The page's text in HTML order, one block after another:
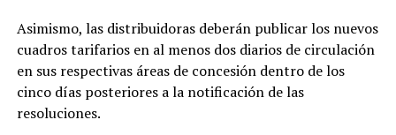
Asimismo, las distribuidoras deberán publicar los nuevos
cuadros tarifarios en al menos dos diarios de circulación
en sus respectivas áreas de concesión dentro de los
cinco días posteriores a la notificación de las
resoluciones.